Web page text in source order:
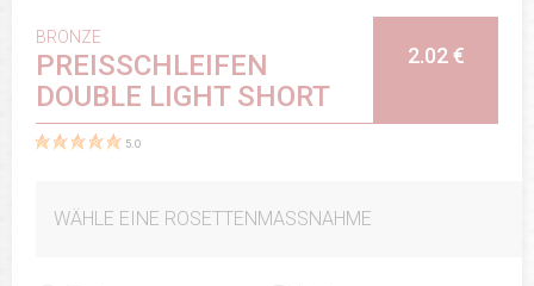
BRONZE
PREISSCHLEIFEN
DOUBLE LIGHT SHORT
2.02 €
5.0
WÄHLE EINE ROSETTENMASSNAHME